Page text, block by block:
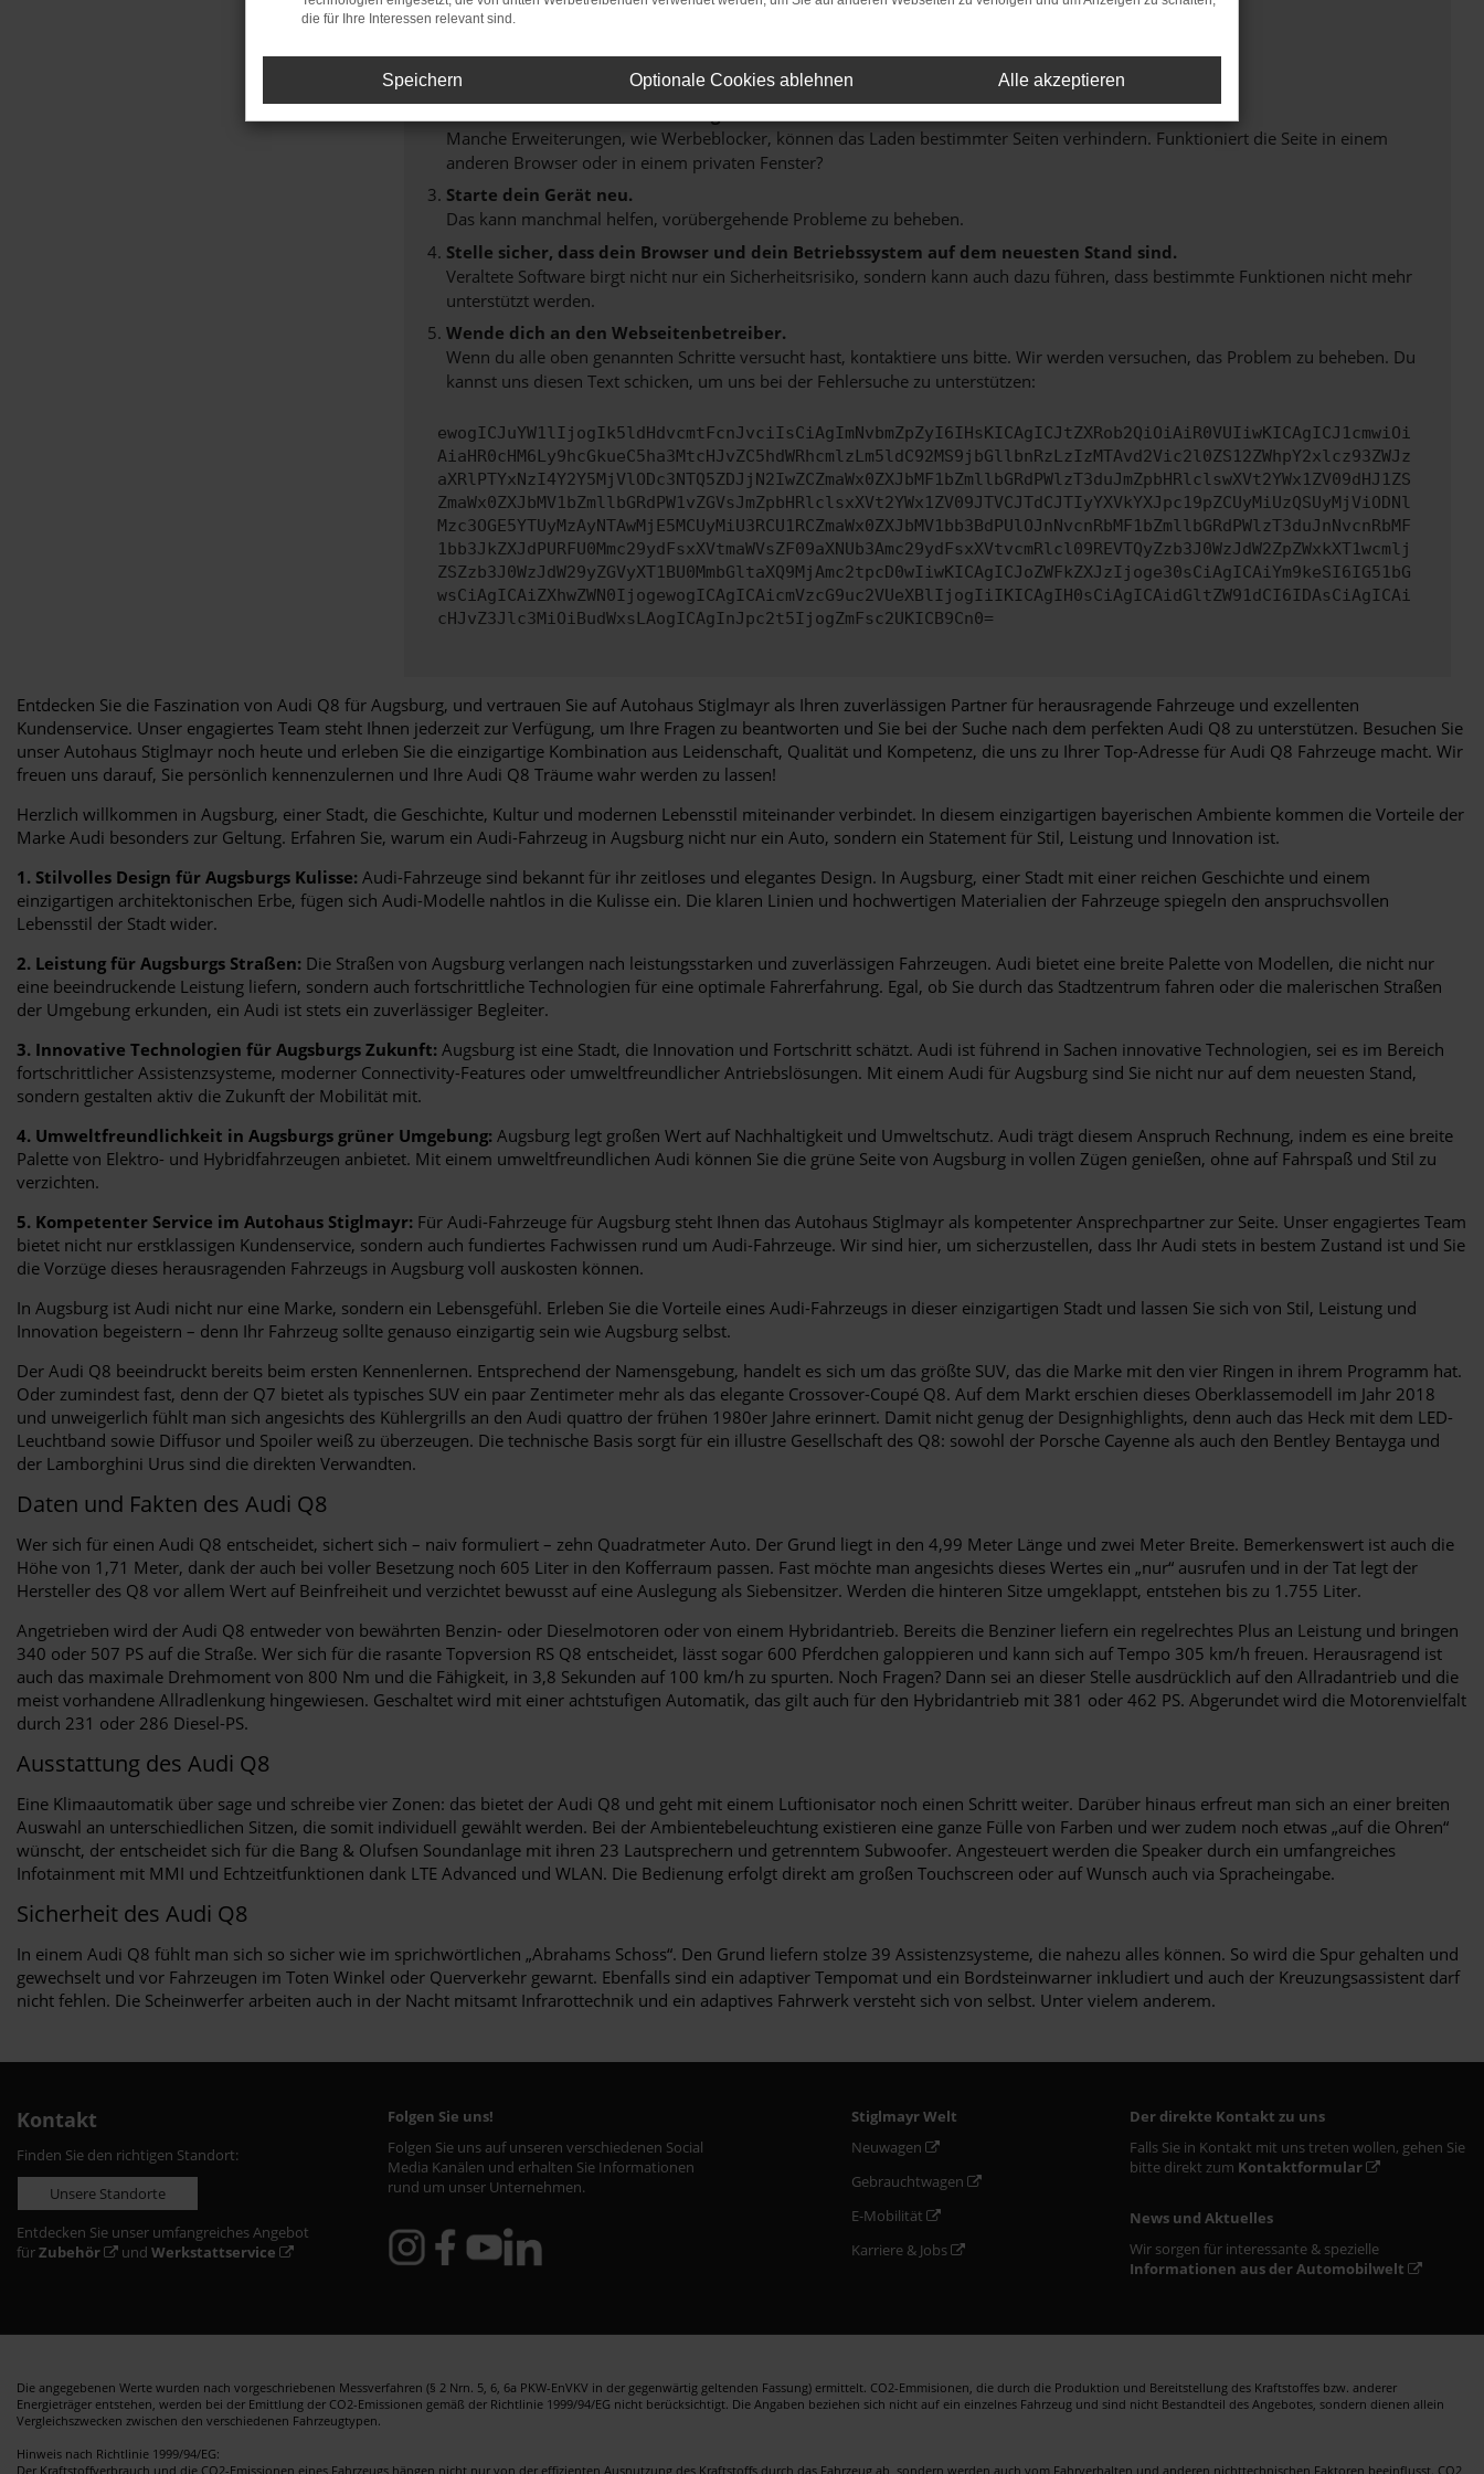
Hier sind ein paar Tipps, die dir helfen können:
Überprüfe deine Firewall und deine Internetverbindung.
Laden andere Webseiten, zum Beispiel deine Suchmaschine?
Manche Erweiterungen, wie Werbeblocker, können das Laden bestimmter Seiten verhindern. Funktioniert die Seite in einem
anderen Browser oder in einem privaten Fenster?
Starte dein Gerät neu.
Das kann manchmal helfen, vorübergehende Probleme zu beheben.
Stelle sicher, dass dein Browser und dein Betriebssystem auf dem neuesten Stand sind.
Veraltete Software birgt nicht nur ein Sicherheitsrisiko, sondern kann auch dazu führen, dass bestimmte Funktionen nicht mehr
unterstützt werden.
Wende dich an den Webseitenbetreiber.
Wenn du alle oben genannten Schritte versucht hast, kontaktiere uns bitte. Wir werden versuchen, das Problem zu beheben. Du
kannst uns diesen Text schicken, um uns bei der Fehlersuche zu unterstützen:
ewogICJuYW1lIjogIk5ldHdvcmtFcnJvciIsCiAgImNvbmZpZyI6IHsKICAgICJtZXRob2QiOiAiR0VUIiwKICAgICJ1cmwiOi
AiaHR0cHM6Ly9hcGkueC5ha3MtcHJvZC5hdWRhcmlzLm5ldC92MS9jbGllbnRzLzIzMTAvd2Vic2l0ZS12ZWhpY2xlcz93ZWJz
aXRlPTYxNzI4Y2Y5MjVlODc3NTQ5ZDJjN2IwZCZmaWx0ZXJbMF1bZmllbGRdPWlzT3duJmZpbHRlclswXVt2YWx1ZV09dHJ1ZS
ZmaWx0ZXJbMV1bZmllbGRdPW1vZGVsJmZpbHRlclsxXVt2YWx1ZV09JTVCJTdCJTIyYXVkYXJpc19pZCUyMiUzQSUyMjViODNl
Mzc3OGE5YTUyMzAyNTAwMjE5MCUyMiU3RCU1RCZmaWx0ZXJbMV1bb3BdPUlOJnNvcnRbMF1bZmllbGRdPWlzT3duJnNvcnRbMF
1bb3JkZXJdPURFU0Mmc29ydFsxXVtmaWVsZF09aXNUb3Amc29ydFsxXVtvcmRlcl09REVTQyZzb3J0WzJdW2ZpZWxkXT1wcmlj
ZSZzb3J0WzJdW29yZGVyXT1BU0MmbGltaXQ9MjAmc2tpcD0wIiwKICAgICJoZWFkZXJzIjoge30sCiAgICAiYm9keSI6IG51bG
wsCiAgICAiZXhwZWN0IjogewogICAgICAicmVzcG9uc2VUeXBlIjogIiIKICAgIH0sCiAgICAidGltZW91dCI6IDAsCiAgICAi
cHJvZ3Jlc3MiOiBudWxsLAogICAgInJpc2t5IjogZmFsc2UKICB9Cn0=
Entdecken Sie die Faszination von Audi Q8 für Augsburg, und vertrauen Sie auf Autohaus Stiglmayr als Ihren zuverlässigen Partner für herausragende Fahrzeuge und exzellenten
Kundenservice. Unser engagiertes Team steht Ihnen jederzeit zur Verfügung, um Ihre Fragen zu beantworten und Sie bei der Suche nach dem perfekten Audi Q8 zu unterstützen. Besuchen Sie
unser Autohaus Stiglmayr noch heute und erleben Sie die einzigartige Kombination aus Leidenschaft, Qualität und Kompetenz, die uns zu Ihrer Top-Adresse für Audi Q8 Fahrzeuge macht. Wir
freuen uns darauf, Sie persönlich kennenzulernen und Ihre Audi Q8 Träume wahr werden zu lassen!
Herzlich willkommen in Augsburg, einer Stadt, die Geschichte, Kultur und modernen Lebensstil miteinander verbindet. In diesem einzigartigen bayerischen Ambiente kommen die Vorteile der
Marke Audi besonders zur Geltung. Erfahren Sie, warum ein Audi-Fahrzeug in Augsburg nicht nur ein Auto, sondern ein Statement für Stil, Leistung und Innovation ist.
1. Stilvolles Design für Augsburgs Kulisse: Audi-Fahrzeuge sind bekannt für ihr zeitloses und elegantes Design. In Augsburg, einer Stadt mit einer reichen Geschichte und einem
einzigartigen architektonischen Erbe, fügen sich Audi-Modelle nahtlos in die Kulisse ein. Die klaren Linien und hochwertigen Materialien der Fahrzeuge spiegeln den anspruchsvollen
Lebensstil der Stadt wider.
2. Leistung für Augsburgs Straßen: Die Straßen von Augsburg verlangen nach leistungsstarken und zuverlässigen Fahrzeugen. Audi bietet eine breite Palette von Modellen, die nicht nur
eine beeindruckende Leistung liefern, sondern auch fortschrittliche Technologien für eine optimale Fahrerfahrung. Egal, ob Sie durch das Stadtzentrum fahren oder die malerischen Straßen
der Umgebung erkunden, ein Audi ist stets ein zuverlässiger Begleiter.
3. Innovative Technologien für Augsburgs Zukunft: Augsburg ist eine Stadt, die Innovation und Fortschritt schätzt. Audi ist führend in Sachen innovative Technologien, sei es im Bereich
fortschrittlicher Assistenzsysteme, moderner Connectivity-Features oder umweltfreundlicher Antriebslösungen. Mit einem Audi für Augsburg sind Sie nicht nur auf dem neuesten Stand,
sondern gestalten aktiv die Zukunft der Mobilität mit.
4. Umweltfreundlichkeit in Augsburgs grüner Umgebung: Augsburg legt großen Wert auf Nachhaltigkeit und Umweltschutz. Audi trägt diesem Anspruch Rechnung, indem es eine breite
Palette von Elektro- und Hybridfahrzeugen anbietet. Mit einem umweltfreundlichen Audi können Sie die grüne Seite von Augsburg in vollen Zügen genießen, ohne auf Fahrspaß und Stil zu
verzichten.
5. Kompetenter Service im Autohaus Stiglmayr: Für Audi-Fahrzeuge für Augsburg steht Ihnen das Autohaus Stiglmayr als kompetenter Ansprechpartner zur Seite. Unser engagiertes Team
bietet nicht nur erstklassigen Kundenservice, sondern auch fundiertes Fachwissen rund um Audi-Fahrzeuge. Wir sind hier, um sicherzustellen, dass Ihr Audi stets in bestem Zustand ist und Sie
die Vorzüge dieses herausragenden Fahrzeugs in Augsburg voll auskosten können.
In Augsburg ist Audi nicht nur eine Marke, sondern ein Lebensgefühl. Erleben Sie die Vorteile eines Audi-Fahrzeugs in dieser einzigartigen Stadt und lassen Sie sich von Stil, Leistung und
Innovation begeistern – denn Ihr Fahrzeug sollte genauso einzigartig sein wie Augsburg selbst.
Der Audi Q8 beeindruckt bereits beim ersten Kennenlernen. Entsprechend der Namensgebung, handelt es sich um das größte SUV, das die Marke mit den vier Ringen in ihrem Programm hat.
Oder zumindest fast, denn der Q7 bietet als typisches SUV ein paar Zentimeter mehr als das elegante Crossover-Coupé Q8. Auf dem Markt erschien dieses Oberklassemodell im Jahr 2018
und unweigerlich fühlt man sich angesichts des Kühlergrills an den Audi quattro der frühen 1980er Jahre erinnert. Damit nicht genug der Designhighlights, denn auch das Heck mit dem LED-
Leuchtband sowie Diffusor und Spoiler weiß zu überzeugen. Die technische Basis sorgt für ein illustre Gesellschaft des Q8: sowohl der Porsche Cayenne als auch den Bentley Bentayga und
der Lamborghini Urus sind die direkten Verwandten.
Daten und Fakten des Audi Q8
Wer sich für einen Audi Q8 entscheidet, sichert sich – naiv formuliert – zehn Quadratmeter Auto. Der Grund liegt in den 4,99 Meter Länge und zwei Meter Breite. Bemerkenswert ist auch die
Höhe von 1,71 Meter, dank der auch bei voller Besetzung noch 605 Liter in den Kofferraum passen. Fast möchte man angesichts dieses Wertes ein „nur“ ausrufen und in der Tat legt der
Hersteller des Q8 vor allem Wert auf Beinfreiheit und verzichtet bewusst auf eine Auslegung als Siebensitzer. Werden die hinteren Sitze umgeklappt, entstehen bis zu 1.755 Liter.
Angetrieben wird der Audi Q8 entweder von bewährten Benzin- oder Dieselmotoren oder von einem Hybridantrieb. Bereits die Benziner liefern ein regelrechtes Plus an Leistung und bringen
340 oder 507 PS auf die Straße. Wer sich für die rasante Topversion RS Q8 entscheidet, lässt sogar 600 Pferdchen galoppieren und kann sich auf Tempo 305 km/h freuen. Herausragend ist
auch das maximale Drehmoment von 800 Nm und die Fähigkeit, in 3,8 Sekunden auf 100 km/h zu spurten. Noch Fragen? Dann sei an dieser Stelle ausdrücklich auf den Allradantrieb und die
meist vorhandene Allradlenkung hingewiesen. Geschaltet wird mit einer achtstufigen Automatik, das gilt auch für den Hybridantrieb mit 381 oder 462 PS. Abgerundet wird die Motorenvielfalt
durch 231 oder 286 Diesel-PS.
Ausstattung des Audi Q8
Eine Klimaautomatik über sage und schreibe vier Zonen: das bietet der Audi Q8 und geht mit einem Luftionisator noch einen Schritt weiter. Darüber hinaus erfreut man sich an einer breiten
Auswahl an unterschiedlichen Sitzen, die somit individuell gewählt werden. Bei der Ambientebeleuchtung existieren eine ganze Fülle von Farben und wer zudem noch etwas „auf die Ohren“
wünscht, der entscheidet sich für die Bang & Olufsen Soundanlage mit ihren 23 Lautsprechern und getrenntem Subwoofer. Angesteuert werden die Speaker durch ein umfangreiches
Infotainment mit MMI und Echtzeitfunktionen dank LTE Advanced und WLAN. Die Bedienung erfolgt direkt am großen Touchscreen oder auf Wunsch auch via Spracheingabe.
Sicherheit des Audi Q8
In einem Audi Q8 fühlt man sich so sicher wie im sprichwörtlichen „Abrahams Schoss“. Den Grund liefern stolze 39 Assistenzsysteme, die nahezu alles können. So wird die Spur gehalten und
gewechselt und vor Fahrzeugen im Toten Winkel oder Querverkehr gewarnt. Ebenfalls sind ein adaptiver Tempomat und ein Bordsteinwarner inkludiert und auch der Kreuzungsassistent darf
nicht fehlen. Die Scheinwerfer arbeiten auch in der Nacht mitsamt Infrarottechnik und ein adaptives Fahrwerk versteht sich von selbst. Unter vielem anderem.
Kontakt
Finden Sie den richtigen Standort:
Unsere Standorte
Entdecken Sie unser umfangreiches Angebot
fürZubehör und Werkstattservice
Folgen Sie uns!
Folgen Sie uns auf unseren verschiedenen Social
Media Kanälen und erhalten Sie Informationen
rund um unser Unternehmen.
Stiglmayr Welt
Neuwagen
Gebrauchtwagen
E-Mobilität
Karriere & Jobs
Der direkte Kontakt zu uns
Falls Sie in Kontakt mit uns treten wollen, gehen Sie
bitte direkt zum Kontaktformular
News und Aktuelles
Wir sorgen für interessante & spezielle
Informationen aus der Automobilwelt
Die angegebenen Werte wurden nach vorgeschriebenen Messverfahren (§ 2 Nrn. 5, 6, 6a PKW-EnVKV in der gegenwärtig geltenden Fassung) ermittelt. CO2-Emmisionen, die durch die Produktion und Bereitstellung des Kraftstoffes bzw. anderer
Energieträger entstehen, werden bei der Emittlung der CO2-Emissionen gemäß der Richtlinie 1999/94/EG nicht berücksichtigt. Die Angaben beziehen sich nicht auf ein einzelnes Fahrzeug und sind nicht Bestandteil des Angebotes, sondern dienen allein
Vergleichszwecken zwischen den verschiedenen Fahrzeugtypen.
Hinweis nach Richtlinie 1999/94/EG:
Der Kraftstoffverbrauch und die CO2-Emissionen eines Fahrzeugs hängen nicht nur von der effizienten Ausnutzung des Kraftstoffs durch das Fahrzeug ab, sondern werden auch vom Fahrverhalten und anderen nichttechnischen Faktoren beeinflusst. CO2
die für Ihre Interessen relevant sind.
Speichern Optionale Cookies ablehnen Alle akzeptieren